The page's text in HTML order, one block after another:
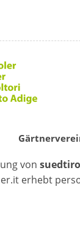
von
erhebt